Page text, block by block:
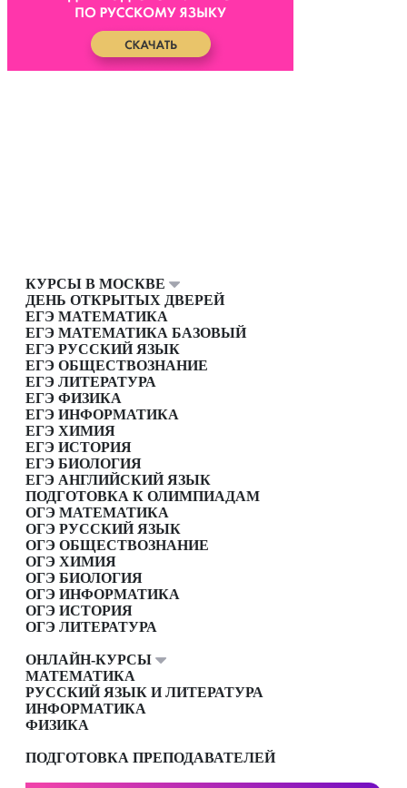
КУРСЫ В МОСКВЕ
ДЕНЬ ОТКРЫТЫХ ДВЕРЕЙ
ЕГЭ МАТЕМАТИКА
ЕГЭ МАТЕМАТИКА БАЗОВЫЙ
ЕГЭ РУССКИЙ ЯЗЫК
ЕГЭ ОБЩЕСТВОЗНАНИЕ
ЕГЭ ЛИТЕРАТУРА
ЕГЭ ФИЗИКА
ЕГЭ ИНФОРМАТИКА
ЕГЭ ХИМИЯ
ЕГЭ ИСТОРИЯ
ЕГЭ БИОЛОГИЯ
ЕГЭ АНГЛИЙСКИЙ ЯЗЫК
ПОДГОТОВКА К ОЛИМПИАДАМ
ОГЭ МАТЕМАТИКА
ОГЭ РУССКИЙ ЯЗЫК
ОГЭ ОБЩЕСТВОЗНАНИЕ
ОГЭ ХИМИЯ
ОГЭ БИОЛОГИЯ
ОГЭ ИНФОРМАТИКА
ОГЭ ИСТОРИЯ
ОГЭ ЛИТЕРАТУРА
ОНЛАЙН-КУРСЫ
МАТЕМАТИКА
РУССКИЙ ЯЗЫК И ЛИТЕРАТУРА
ИНФОРМАТИКА
ФИЗИКА
ПОДГОТОВКА ПРЕПОДАВАТЕЛЕЙ